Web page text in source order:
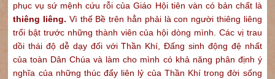
phục vụ sứ mệnh cứu rỗi của Giáo Hội tiên vàn có bản chất là
thiêng liêng. Vì thế Bề trên hẳn phải là con người thiêng liêng
trổi bật trước những thành viên của hội dòng mình. Các vị trau
dồi thái độ dễ dạy đối với Thần Khí, Đấng sinh động đệ nhất
của toàn Dân Chúa và làm cho mình có khả năng phân định ý
nghĩa của những thúc đẩy liên lỷ của Thần Khí trong đời sống